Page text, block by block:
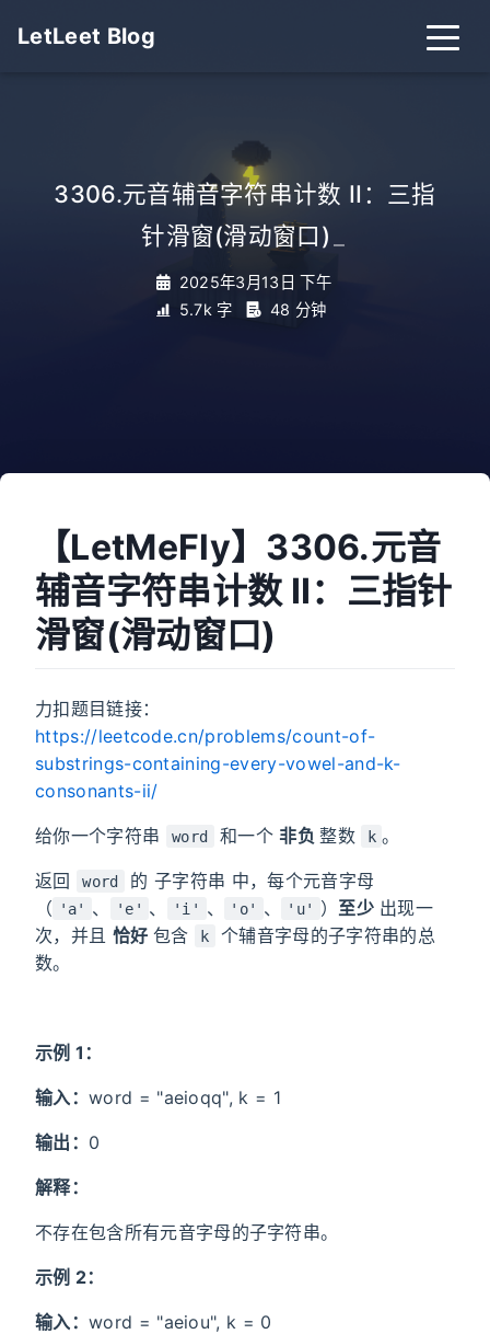
LetLeet Blog
3306.元音辅音字符串计数 II：三指
针滑窗(滑动窗口)
2025年3月13日 下午
5.7k 字
48 分钟
【LetMeFly】3306.元音
辅音字符串计数 II：三指针
滑窗(滑动窗口)
力扣题目链接：
https://leetcode.cn/problems/count-of-
substrings-containing-every-vowel-and-k-
consonants-ii/
给你一个字符串 word 和一个 非负整数 k 。
返回 word 的子字符串 中，每个元音字母
（
'a' 、 'e' 、 'i' 、 'o' 、 'u' ） 至少出现一
次，并且 恰好 包含 k
个辅音字母的子字符串的总
数。
示例 1：
输入： word = "aeioqq", k = 1
输出： 0
解释：
不存在包含所有元音字母的子字符串。
示例 2：
输入： word = "aeiou", k = 0